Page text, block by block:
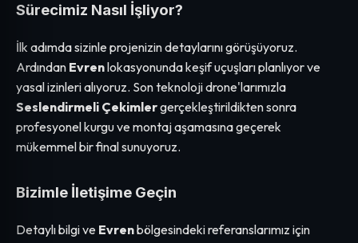
Sürecimiz Nasıl İşliyor?
İlk adımda sizinle projenizin detaylarını görüşüyoruz.
Ardından Evrenlokasyonunda keşif uçuşları planlıyor ve
yasal izinleri alıyoruz. Son teknoloji drone'larımızla
Seslendirmeli Çekimlergerçekleştirildikten sonra
profesyonel kurgu ve montaj aşamasına geçerek
mükemmel bir final sunuyoruz.
Bizimle İletişime Geçin
Detaylı bilgi ve Evrenbölgesindeki referanslarımız için